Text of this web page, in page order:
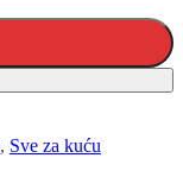
, Sve za kuću